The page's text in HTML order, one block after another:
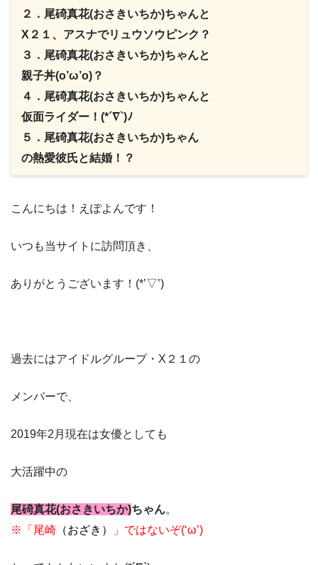
２．尾碕真花(おさきいちか)ちゃんと
X２１、アスナでリュウソウピンク？
３．尾碕真花(おさきいちか)ちゃんと
親子丼(o’ω’o)？
４．尾碕真花(おさきいちか)ちゃんと
仮面ライダー！(*´∇`)ﾉ
５．尾碕真花(おさきいちか)ちゃん
の熱愛彼氏と結婚！？
​こんにちは！えぽよんです！
​いつも当サイト​に訪問頂き、
​ありがとうございます！(*’▽’)​​
過去にはアイドルグループ・X２１の
メンバーで、
2019年2月現在は女優としても
大活躍中の
尾碕真花(おさきいちか)ちゃん。
※「尾崎 （おざき） 」ではないぞ(‘ω’)